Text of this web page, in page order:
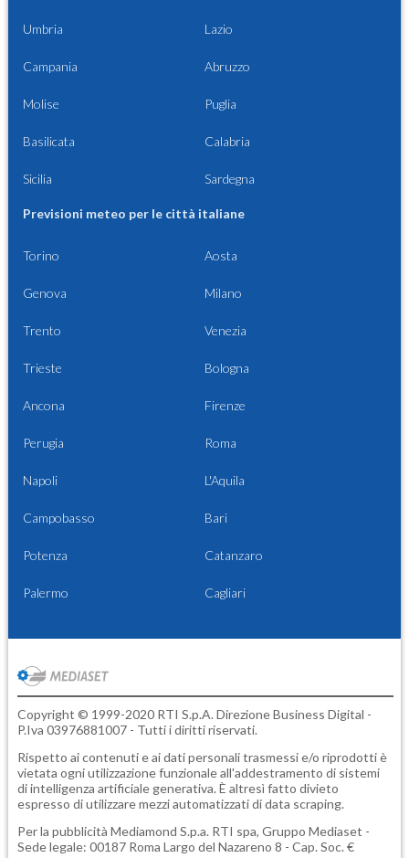
Umbria Lazio
Campania Abruzzo
Molise Puglia
Basilicata Calabria
Sicilia Sardegna
Previsioni meteo per le città italiane
Torino Aosta
Genova Milano
Trento Venezia
Trieste Bologna
Ancona Firenze
Perugia Roma
Napoli L'Aquila
Campobasso Bari
Potenza Catanzaro
Palermo Cagliari
Copyright © 1999-2020 RTI S.p.A. Direzione Business Digital -
P.Iva 03976881007 - Tutti i diritti riservati.
Rispetto ai contenuti e ai dati personali trasmessi e/o riprodotti è
vietata ogni utilizzazione funzionale all'addestramento di sistemi
di intelligenza artificiale generativa. È altresì fatto divieto
espresso di utilizzare mezzi automatizzati di data scraping.
Per la pubblicità Mediamond S.p.a. RTI spa, Gruppo Mediaset -
Sede legale: 00187 Roma Largo del Nazareno 8 - Cap. Soc. €